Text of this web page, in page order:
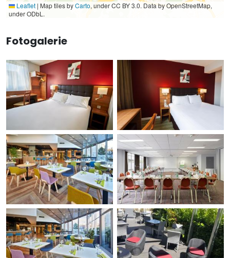
Leaflet | Map tiles byCarto, under CC BY 3.0. Data by OpenStreetMap,
under ODbL.
Fotogalerie